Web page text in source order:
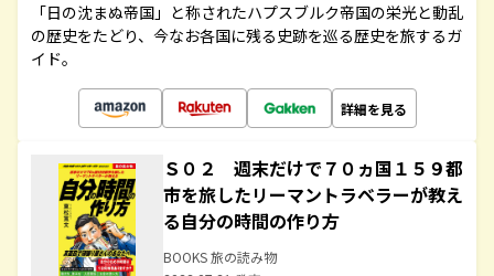
「日の沈まぬ帝国」と称されたハプスブルク帝国の栄光と動乱
の歴史をたどり、今なお各国に残る史跡を巡る歴史を旅するガ
イド。
詳細を見る
Ｓ０２ 週末だけで７０ヵ国１５９都
市を旅したリーマントラベラーが教え
る自分の時間の作り方
BOOKS 旅の読み物